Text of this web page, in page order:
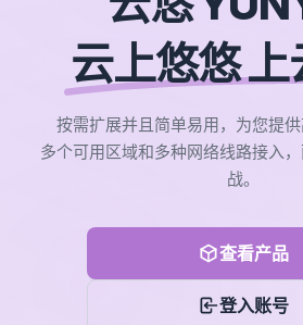
云上悠悠
按需扩展并且简单易用，为您提供
多个可用区域和多种网络线路接入
战。
查看产品
登入账号